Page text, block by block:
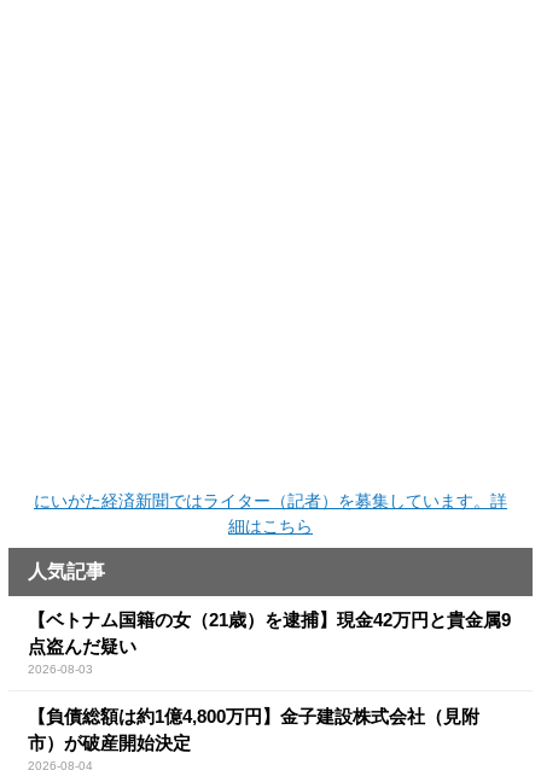
にいがた経済新聞ではライター（記者）を募集しています。詳
細はこちら
人気記事
【ベトナム国籍の女（21歳）を逮捕】現金42万円と貴金属9
点盗んだ疑い
2026-08-03
【負債総額は約1億4,800万円】金子建設株式会社（見附
市）が破産開始決定
2026-08-04